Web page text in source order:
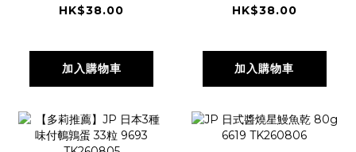
TK260806
HK$38.00
加入購物車
絲 40g 3399
HK$38.00
加入購物車